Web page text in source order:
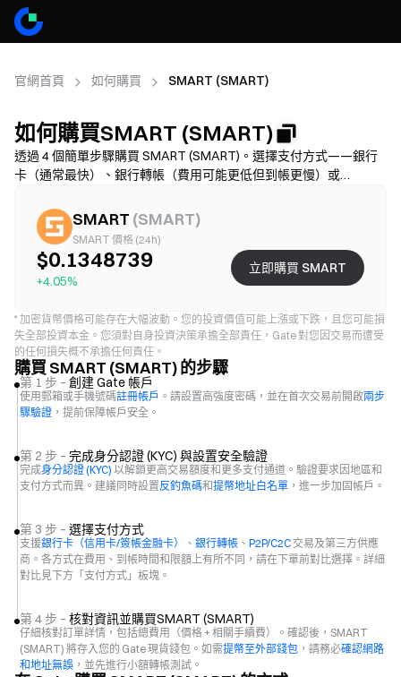
官網首頁 如何購買 SMART (SMART)
如何購買SMART (SMART)
透過 4 個簡單步驟購買 SMART (SMART)。選擇支付方式——銀行
卡（通常最快）、銀行轉帳（費用可能更低但到帳更慢）或
續費 + 價差），需完成 KYC，並開啟 2FA 保護帳戶。可用性、限
額、費用和到帳時間因地區和供應商而異。
SMART (SMART)
SMART 價格 (24h)
$0.1348739
+4.05%
立即購買 SMART
* 加密貨幣價格可能存在大幅波動。您的投資價值可能上漲或下跌，且您可能損
失全部投資本金。您須對自身投資決策承擔全部責任，Gate 對您因交易而遭受
的任何損失概不承擔任何責任。
購買 SMART (SMART) 的步驟
第 1 步 – 創建 Gate 帳戶
使用郵箱或手機號碼註冊帳戶 。請設置高強度密碼，並在首次交易前開啟兩步
驟驗證 ，提前保障帳戶安全。
第 2 步 – 完成身分認證 (KYC) 與設置安全驗證
完成身分認證 (KYC) 以解鎖更高交易額度和更多支付通道。驗證要求因地區和
支付方式而異。建議同時設置反釣魚碼和提幣地址白名單 ，進一步加固帳戶。
第 3 步 – 選擇支付方式
支援銀行卡（信用卡/簽帳金融卡） 、 銀行轉帳 、 P2P/C2C 交易及第三方供應
商。各方式在費用、到帳時間和限額上有所不同，請在下單前對比選擇。詳細
對比見下方「支付方式」板塊。
第 4 步 – 核對資訊並購買SMART (SMART)
仔細核對訂單詳情，包括總費用（價格 + 相關手續費）。確認後，SMART
(SMART) 將存入您的 Gate 現貨錢包。如需提幣至外部錢包 ，請務必確認網路
和地址無誤 ，並先進行小額轉帳測試。